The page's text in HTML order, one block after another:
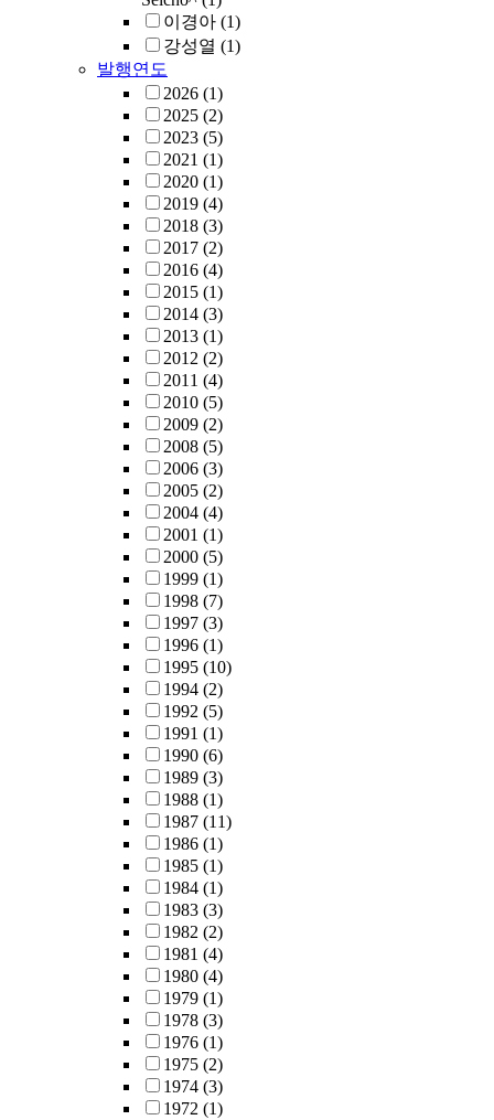
이경아 (1)
강성열 (1)
발행연도
2026 (1)
2025 (2)
2023 (5)
2021 (1)
2020 (1)
2019 (4)
2018 (3)
2017 (2)
2016 (4)
2015 (1)
2014 (3)
2013 (1)
2012 (2)
2011 (4)
2010 (5)
2009 (2)
2008 (5)
2006 (3)
2005 (2)
2004 (4)
2001 (1)
2000 (5)
1999 (1)
1998 (7)
1997 (3)
1996 (1)
1995 (10)
1994 (2)
1992 (5)
1991 (1)
1990 (6)
1989 (3)
1988 (1)
1987 (11)
1986 (1)
1985 (1)
1984 (1)
1983 (3)
1982 (2)
1981 (4)
1980 (4)
1979 (1)
1978 (3)
1976 (1)
1975 (2)
1974 (3)
1972 (1)